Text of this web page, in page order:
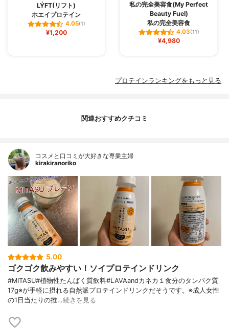
LÝFT(リフト)
ホエイプロテイン
4.05(1)
¥1,200
私の完全美容食(My Perfect
Beauty Fuel)
私の完全美容食
4.03(11)
¥4,980
プロテインランキングをもっと見る
関連おすすめクチコミ
コスメと口コミが大好きな専業主婦
kirakiranoriko
5.00
ゴクゴク飲みやすい！ソイプロテインドリンク
#MITASU#植物性たんぱく質飲料#LAVAandカネカ１食分のタンパク質
17g※が手軽に摂れる自然派プロテインドリンクだそうです。※成人女性
の1日当たりの推…続きを見る